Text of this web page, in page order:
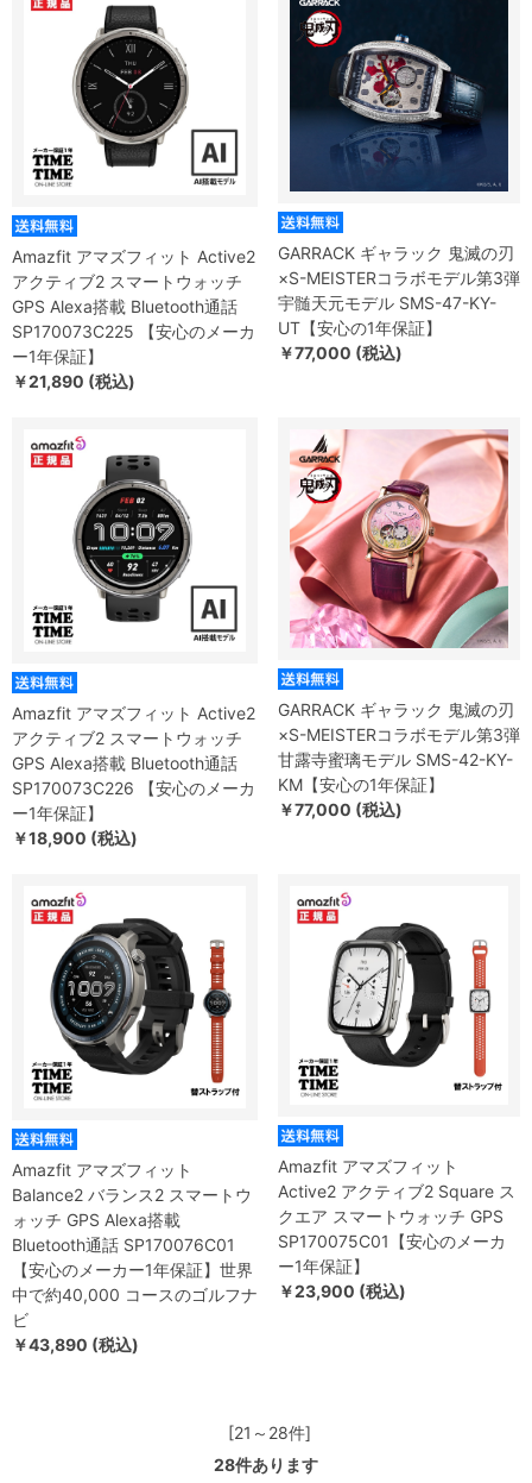
Amazfit アマズフィット Active2
アクティブ2 スマートウォッチ
GPS Alexa搭載 Bluetooth通話
SP170073C225 【安心のメーカ
ー1年保証】
￥21,890 (税込)
GARRACK ギャラック 鬼滅の刃
×S-MEISTERコラボモデル第3弾
宇髄天元モデル SMS-47-KY-
UT【安心の1年保証】
￥77,000 (税込)
Amazfit アマズフィット Active2
アクティブ2 スマートウォッチ
GPS Alexa搭載 Bluetooth通話
SP170073C226 【安心のメーカ
ー1年保証】
￥18,900 (税込)
GARRACK ギャラック 鬼滅の刃
×S-MEISTERコラボモデル第3弾
甘露寺蜜璃モデル SMS-42-KY-
KM【安心の1年保証】
￥77,000 (税込)
Amazfit アマズフィット
Balance2 バランス2 スマートウ
ォッチ GPS Alexa搭載
Bluetooth通話 SP170076C01
【安心のメーカー1年保証】世界
中で約40,000 コースのゴルフナ
ビ
￥43,890 (税込)
Amazfit アマズフィット
Active2 アクティブ2 Square ス
クエア スマートウォッチ GPS
SP170075C01【安心のメーカ
ー1年保証】
￥23,900 (税込)
[21～28件]
28件あります